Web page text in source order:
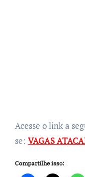
Acesse o link a
se: VAGAS
Compartilhe isso: